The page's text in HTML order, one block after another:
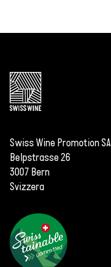
Swiss Wine Promotion SA
Belpstrasse 26
3007 Bern
Svizzera